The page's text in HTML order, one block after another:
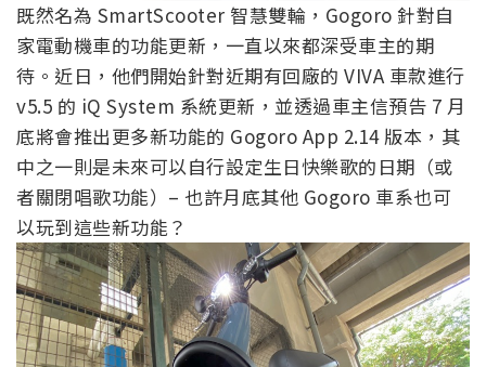
既然名為 SmartScooter 智慧雙輪，Gogoro 針對自
家電動機車的功能更新，一直以來都深受車主的期
待。近日，他們開始針對近期有回廠的 VIVA 車款進行
v5.5 的 iQ System 系統更新，並透過車主信預告 7 月
底將會推出更多新功能的 Gogoro App 2.14 版本，其
中之一則是未來可以自行設定生日快樂歌的日期（或
者關閉唱歌功能）– 也許月底其他 Gogoro 車系也可
以玩到這些新功能？